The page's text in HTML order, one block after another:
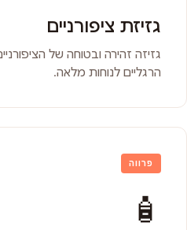
גזיזת ציפורניים
גזיזה זהירה ובטוחה של
הרגליים לנוחות מלאה.
פרווה
🧴